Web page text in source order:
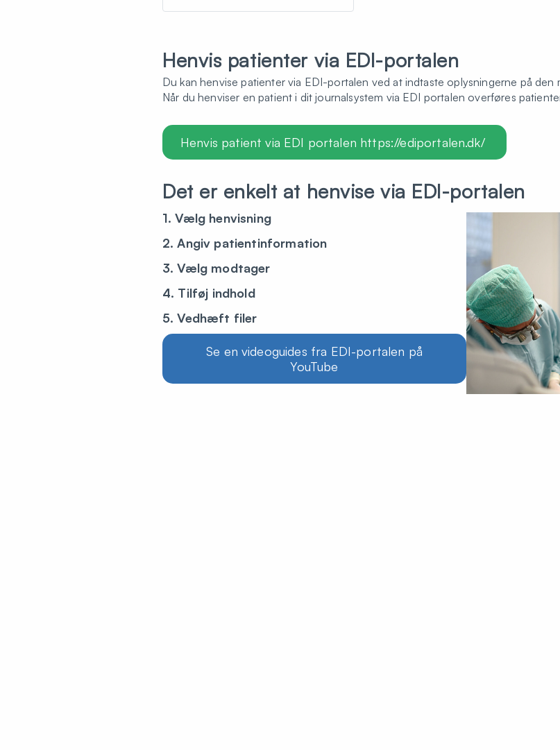
Henvis patienter via EDI-portalen
Du kan henvise patienter via EDI-portalen ved at indtaste oplysningerne på
Når du henviser en patient i dit journalsystem via EDI portalen overføres
Henvis patient via EDI portalen https://ediportalen.dk/
Det er enkelt at henvise via EDI-portalen
1. Vælg henvisning
2. Angiv patientinformation
3. Vælg modtager
4. Tilføj indhold
5. Vedhæft filer
Se en videoguides fra EDI-portalen på
YouTube